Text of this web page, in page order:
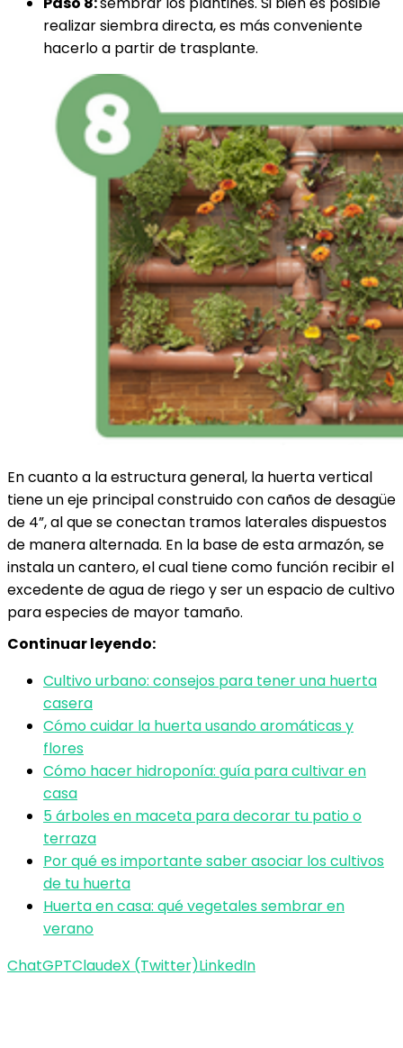
realizar siembra directa, es más conveniente
hacerlo a partir de trasplante.
En cuanto a la estructura general, la huerta vertical
tiene un eje principal construido con caños de desagüe
de 4”, al que se conectan tramos laterales dispuestos
de manera alternada. En la base de esta armazón, se
instala un cantero, el cual tiene como función recibir el
excedente de agua de riego y ser un espacio de cultivo
para especies de mayor tamaño.
Continuar leyendo:
Cultivo urbano: consejos para tener una huerta
casera
Cómo cuidar la huerta usando aromáticas y
flores
Cómo hacer hidroponía: guía para cultivar en
casa
5 árboles en maceta para decorar tu patio o
terraza
Por qué es importante saber asociar los cultivos
de tu huerta
Huerta en casa: qué vegetales sembrar en
verano
ChatGPTClaudeX (Twitter)LinkedIn